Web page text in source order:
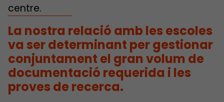
centre.
La nostra relació amb les escoles
va ser determinant per gestionar
conjuntament el gran volum de
documentació requerida i les
proves de recerca.